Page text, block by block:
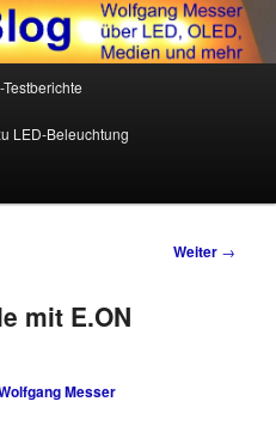
Medien und mehr
Testberichte
LED-Beleuchtung
Weiter →
mit E.ON
Messer